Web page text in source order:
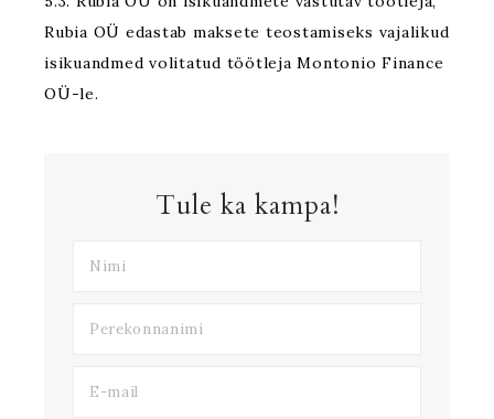
Rubia OÜ edastab maksete teostamiseks vajalikud
isikuandmed volitatud töötleja Montonio Finance
OÜ-le.
Tule ka kampa!